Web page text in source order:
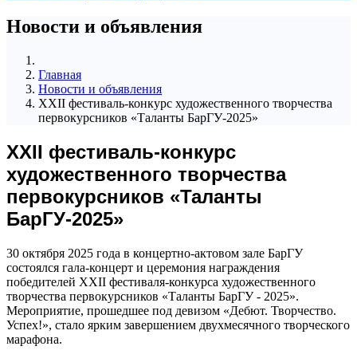
Новости и объявления
Главная
Новости и объявления
XXII фестиваль-конкурс художественного творчества
первокурсников «Таланты БарГУ-2025»
XXII фестиваль-конкурс
художественного творчества
первокурсников «Таланты
БарГУ-2025»
30 октября 2025 года в концертно-актовом зале БарГУ
состоялся гала-концерт и церемония награждения
победителей XXII фестиваля-конкурса художественного
творчества первокурсников «Таланты БарГУ - 2025».
Мероприятие, прошедшее под девизом «Дебют. Творчество.
Успех!», стало ярким завершением двухмесячного творческого
марафона.